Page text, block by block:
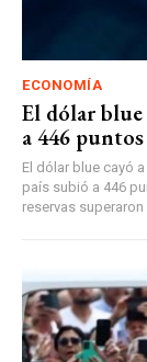
ECONOMÍA
El dólar blue
a 446 puntos
El dólar blue cayó
país subió a 446
reservas